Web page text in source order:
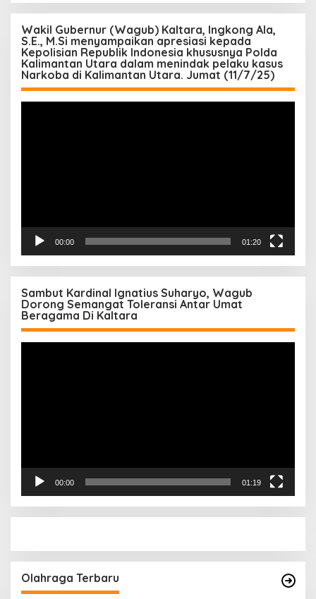
Wakil Gubernur (Wagub) Kaltara, Ingkong Ala,
S.E., M.Si menyampaikan apresiasi kepada
Kepolisian Republik Indonesia khususnya Polda
Kalimantan Utara dalam menindak pelaku kasus
Narkoba di Kalimantan Utara. Jumat (11/7/25)
00:00 01:20
Sambut Kardinal Ignatius Suharyo, Wagub
Dorong Semangat Toleransi Antar Umat
Beragama Di Kaltara
00:00 01:19
Olahraga Terbaru